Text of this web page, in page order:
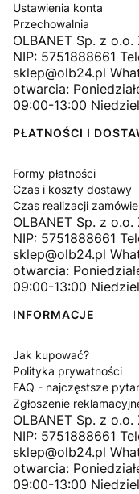
Ustawienia konta
Przechowalnia
OLBANET Sp. z
NIP: 5751888661
sklep@olb24.pl
otwarcia:
09:00-13:00
PŁATNOŚCI I
Formy płatności
Czas i koszty dostawy
Czas realizacji
OLBANET Sp. z
NIP: 5751888661
sklep@olb24.pl
otwarcia:
09:00-13:00
INFORMACJE
Jak kupować?
Polityka prywatności
FAQ - najczęstsze
Zgłoszenie
OLBANET Sp. z
NIP: 5751888661
sklep@olb24.pl
otwarcia:
09:00-13:00